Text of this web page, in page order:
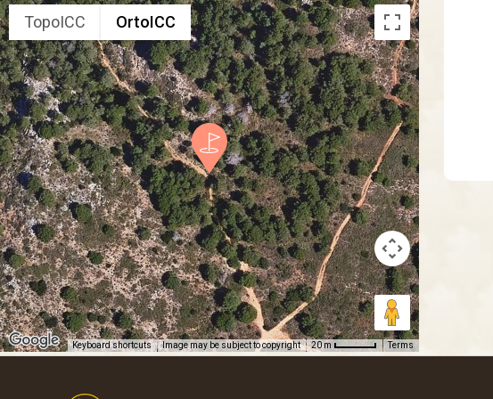
TopoICC OrtoICC
Keyboard shortcuts Image may be subject to copyright 20 m Terms